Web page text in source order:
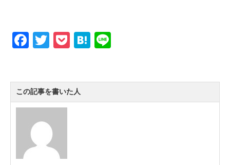
F
e
b
o
o
k
T
er
P
et
H
a
この記事を書いた人